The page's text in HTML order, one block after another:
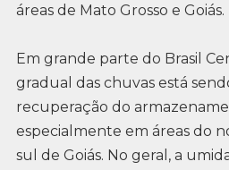
áreas de Mato Grosso e Goiás.
Em grande parte do Brasil
gradual das chuvas está
recuperação do
especialmente em áreas do
sul de Goiás. No geral, a